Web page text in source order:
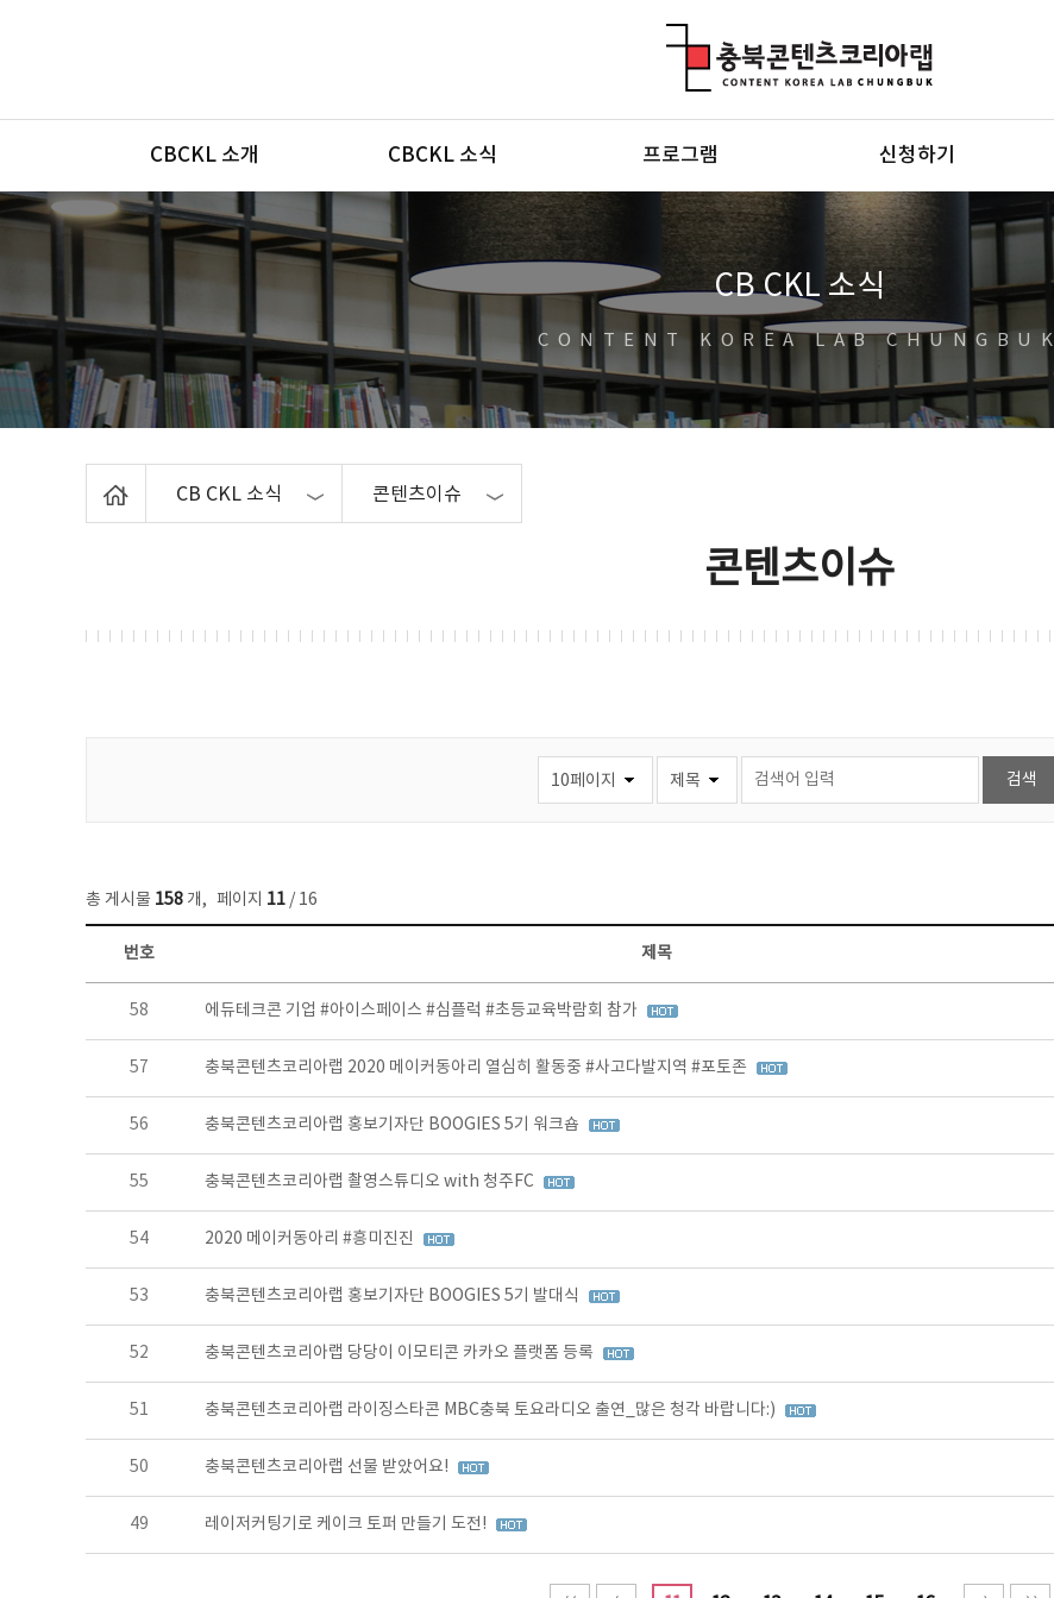
메뉴
CBCKL 소개 CBCKL 소식 프로그램 신청하기
CB CKL 소식
CONTENT KOREA LAB CHUNGBUK
CB CKL 소식 콘텐츠이슈
콘텐츠이슈
총 게시물 158 개, 페이지 11 / 16
콘텐츠이슈 목록 - 번호, 제목, 작성자, 파일, 조회수, 작성일 정보 제공
번호 제목
58 에듀테크콘 기업 #아이스페이스 #심플럭 #초등교육박람회 참가
57 충북콘텐츠코리아랩 2020 메이커동아리 열심히 활동중 #사고다발지역 #포토존
56 충북콘텐츠코리아랩 홍보기자단 BOOGIES 5기 워크숍
55 충북콘텐츠코리아랩 촬영스튜디오 with 청주FC
54 2020 메이커동아리 #흥미진진
53 충북콘텐츠코리아랩 홍보기자단 BOOGIES 5기 발대식
52 충북콘텐츠코리아랩 당당이 이모티콘 카카오 플랫폼 등록
51 충북콘텐츠코리아랩 라이징스타콘 MBC충북 토요라디오 출연_많은 청각 바랍니다:)
50 충북콘텐츠코리아랩 선물 받았어요!
49 레이저커팅기로 케이크 토퍼 만들기 도전!